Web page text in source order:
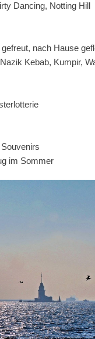
Dancing, Notting Hill
nach Hause
Kebab, Kumpir,
im Sommer